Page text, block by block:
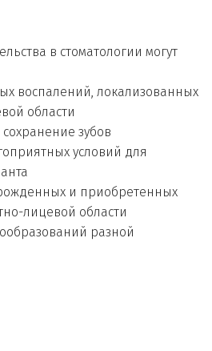
в стоматологии могут
воспалений, локализованных
области
зубов
условий для
и приобретенных
лицевой области
разной